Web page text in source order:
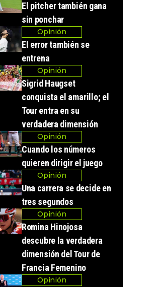
El pitcher también gana
sin ponchar
Opinión
El error también se
entrena
Opinión
Sigrid Haugset
conquista el amarillo; el
Tour entra en su
verdadera dimensión
Opinión
Cuando los números
quieren dirigir el juego
Opinión
Una carrera se decide en
tres segundos
Opinión
Romina Hinojosa
descubre la verdadera
dimensión del Tour de
Francia Femenino
Opinión